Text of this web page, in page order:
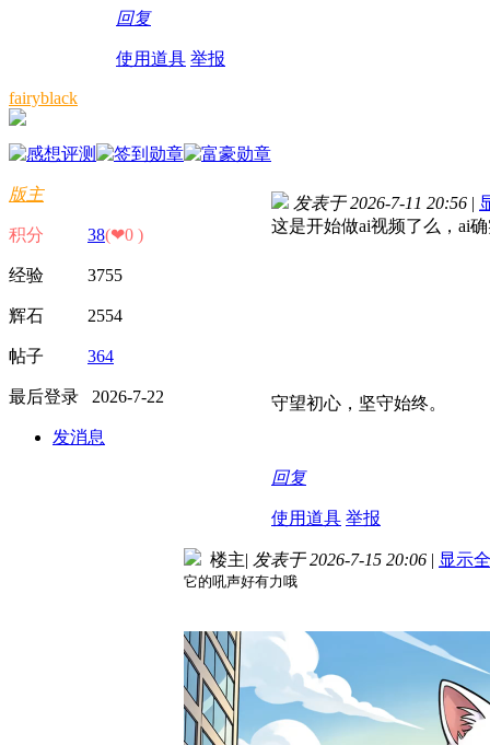
回复
使用道具 举报
fairyblack
版主
积分 38(❤0 )
经验 3755
辉石 2554
帖子 364
最后登录 2026-7-22
发消息
发表于 2026-7-11 20:56 |
这是开始做ai视频了么，ai
守望初心，坚守始终。
回复
使用道具 举报
楼主| 发表于 2026-7-15 20:06 | 显示
它的吼声好有力哦